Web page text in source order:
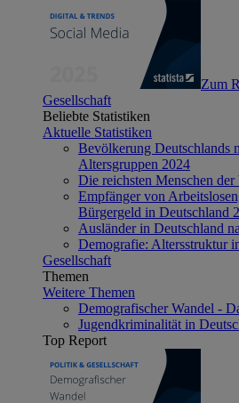
Zum
Gesellschaft
Beliebte Statistiken
Aktuelle Statistiken
Bevölkerung Deutschlands
Altersgruppen 2024
Die reichsten Menschen
Empfänger von
Bürgergeld in Deutschland
Ausländer in Deutschland
Demografie: Altersstruktur
Gesellschaft
Themen
Weitere Themen
Demografischer Wandel -
Jugendkriminalität in
Top Report